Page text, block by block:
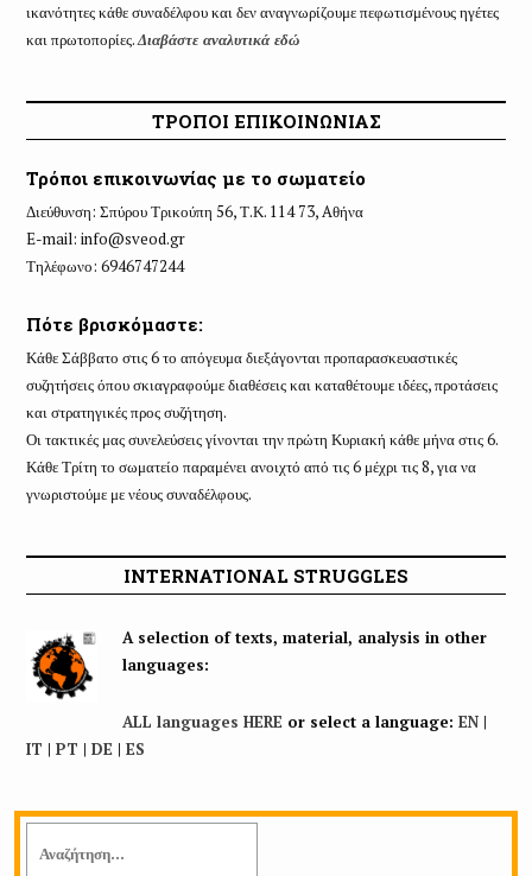
ικανότητες κάθε συναδέλφου και δεν αναγνωρίζουμε πεφωτισμένους ηγέτες
και πρωτοπορίες.Διαβάστε αναλυτικά εδώ
ΤΡΟΠΟΙ ΕΠΙΚΟΙΝΩΝΙΑΣ
Τρόποι επικοινωνίας με το σωματείο
Διεύθυνση: Σπύρου Τρικούπη 56, Τ.Κ. 114 73, Aθήνα
E-mail: info@sveod.gr
Τηλέφωνο: 6946747244
Πότε βρισκόμαστε:
Κάθε Σάββατο στις 6 το απόγευμα διεξάγονται προπαρασκευαστικές
συζητήσεις όπου σκιαγραφούμε διαθέσεις και καταθέτουμε ιδέες, προτάσεις
και στρατηγικές προς συζήτηση.
Οι τακτικές μας συνελεύσεις γίνονται την πρώτη Κυριακή κάθε μήνα στις 6.
Κάθε Τρίτη το σωματείο παραμένει ανοιχτό από τις 6 μέχρι τις 8, για να
γνωριστούμε με νέους συναδέλφους.
INTERNATIONAL STRUGGLES
A selection of texts, material, analysis in other
languages:
ALL languages HEREor select a language: EN|
IT | PT | DE | ES